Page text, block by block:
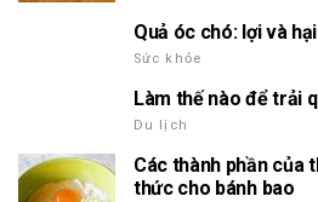
Quả óc chó: lợi và hại
Sức khỏe
Làm thế nào để trải
Du lịch
Các thành phần của
thức cho bánh bao